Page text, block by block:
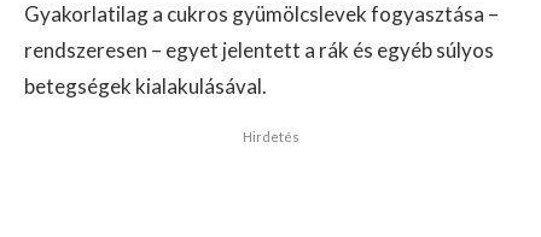
Gyakorlatilag a cukros gyümölcslevek fogyasztása –
rendszeresen – egyet jelentett a rák és egyéb súlyos
betegségek kialakulásával.
Hirdetés